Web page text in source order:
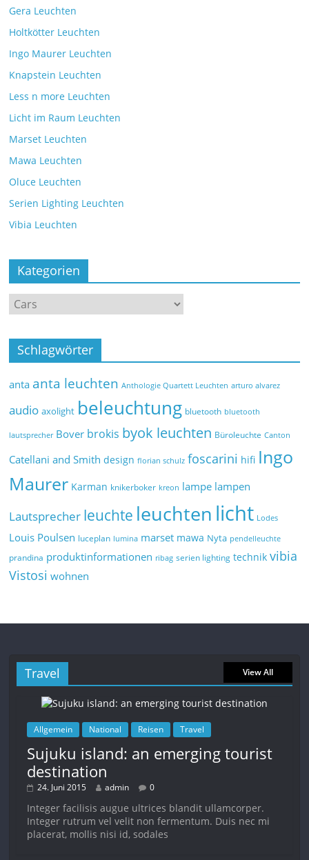
Gera Leuchten
Holtkötter Leuchten
Ingo Maurer Leuchten
Knapstein Leuchten
Less n more Leuchten
Licht im Raum Leuchten
Marset Leuchten
Mawa Leuchten
Oluce Leuchten
Serien Lighting Leuchten
Vibia Leuchten
Kategorien
Schlagwörter
anta anta leuchten Anthologie Quartett Leuchten arturo alvarez
audio axolight beleuchtung bluetooth bluetooth
lautsprecher Bover brokis byok leuchten Büroleuchte Canton
Catellani and Smith design florian schulz foscarini hifi Ingo
Maurer Karman knikerboker kreon lampe lampen
Lautsprecher leuchte leuchten licht Lodes
Louis Poulsen luceplan lumina marset mawa Nyta pendelleuchte
prandina produktinformationen ribag serien lighting technik vibia
Vistosi wohnen
Travel View All
Allgemein National Reisen Travel
Sujuku island: an emerging tourist
destination
24. Juni 2015 admin 0
Integer facilisis augue ultrices blandit ullamcorper.
Integer rutrum vel velit non fermentum. Duis nec mi
placerat, mollis nisi id, sodales